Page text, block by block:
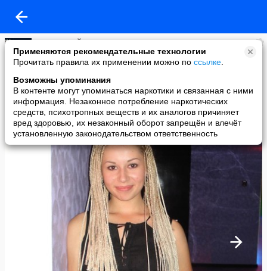
Применяются рекомендательные технологии
Прочитать правила их применении можно по ссылке
Возможны упоминания
В контенте могут упоминаться наркотики и связанная с ними
информация. Незаконное потребление наркотических
средств, психотропных веществ и их аналогов причиняет
вред здоровью, их незаконный оборот запрещён и влечёт
установленную законодательством ответственность
СТАРИЦКИЙ
added a photo
29 Jul в 04:48